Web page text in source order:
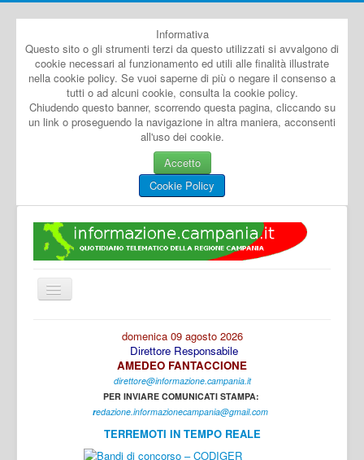
Informativa
Questo sito o gli strumenti terzi da questo utilizzati si avvalgono di
cookie necessari al funzionamento ed utili alle finalità illustrate
nella cookie policy. Se vuoi saperne di più o negare il consenso a
tutti o ad alcuni cookie, consulta la cookie policy.
Chiudendo questo banner, scorrendo questa pagina, cliccando su
un link o proseguendo la navigazione in altra maniera, acconsenti
all'uso dei cookie.
Accetto
Cookie Policy
Cambia
navigazione
domenica 09 agosto 2026
Direttore Responsabile
AMEDEO FANTACCIONE
direttore@informazione.campania.it
PER INVIARE COMUNICATI STAMPA:
redazione.informazionecampania@gmail.com
TERREMOTI IN TEMPO REALE